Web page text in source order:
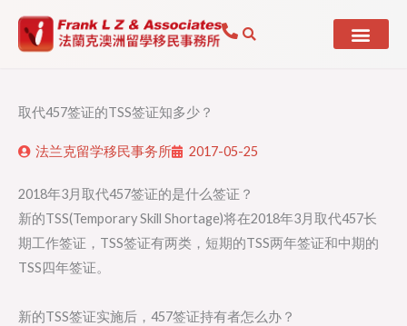
取代457签证的TSS签证知多少？
法兰克留学移民事务所 2017-05-25
2018年3月取代457签证的是什么签证？
新的TSS(Temporary Skill Shortage)将在2018年3月取代457长
期工作签证，TSS签证有两类，短期的TSS两年签证和中期的
TSS四年签证。
新的TSS签证实施后，457签证持有者怎么办？